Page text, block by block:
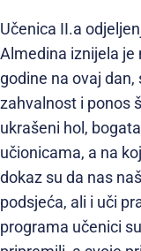
Učenica II.a
Almedina iznijela je
godine na ovaj
zahvalnost i ponos
ukrašeni hol,
učionicama, a na
dokaz su da nas
podsjeća, ali i uči
programa učenici